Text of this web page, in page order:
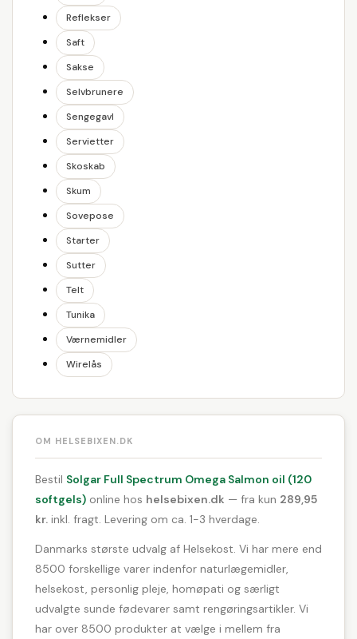
Reflekser
Saft
Sakse
Selvbrunere
Sengegavl
Servietter
Skoskab
Skum
Sovepose
Starter
Sutter
Telt
Tunika
Værnemidler
Wirelås
OM HELSEBIXEN.DK
Bestil Solgar Full Spectrum Omega Salmon oil (120
softgels) online hos helsebixen.dk — fra kun 289,95
kr. inkl. fragt. Levering om ca. 1-3 hverdage.
Danmarks største udvalg af Helsekost. Vi har mere end
8500 forskellige varer indenfor naturlægemidler,
helsekost, personlig pleje, homøpati og særligt
udvalgte sunde fødevarer samt rengøringsartikler. Vi
har over 8500 produkter at vælge i mellem fra